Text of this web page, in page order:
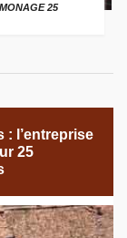
25
: l’entreprise
25